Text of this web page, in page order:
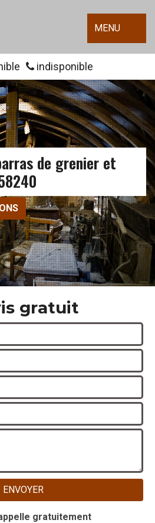
MENU
indisponible
de grenier et
gratuit
gratuitement